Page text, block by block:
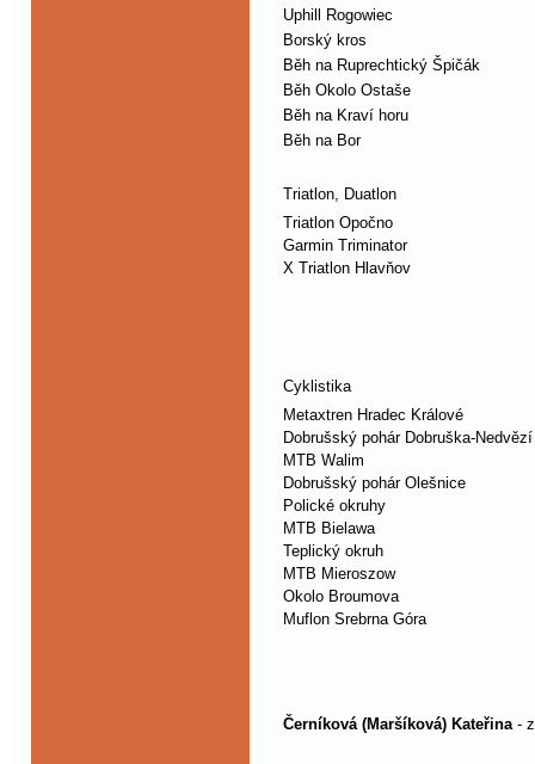
Uphill Rogowiec
Borský kros
Běh na Ruprechtický Špičák
Běh Okolo Ostaše
Běh na Kraví horu
Běh na Bor
Triatlon, Duatlon
Triatlon Opočno
Garmin Triminator
X Triatlon Hlavňov
Cyklistika
Metaxtren Hradec Králové
Dobrušský pohár Dobruška-Nedvězí
MTB Walim
Dobrušský pohár Olešnice
Polické okruhy
MTB Bielawa
Teplický okruh
MTB Mieroszow
Okolo Broumova
Muflon Srebrna Góra
Černíková (Maršíková) Kateřina-